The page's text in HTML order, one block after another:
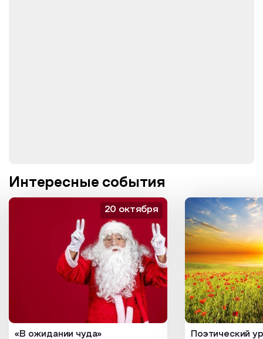
Интересные события
«В ожидании чуда»
20 октября
Поэтический